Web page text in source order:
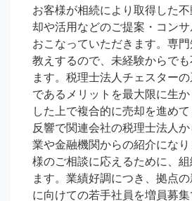
お客様が相続により取得した
却や活用などのご提案・コン
おこなっていただきます。専
教えするので、未経験からで
ます。税理士法人チェスター
であるメリットを最大限に生
した上で複合的に売却を進め
反響で関連会社の税理士法人
業や金融機関からの紹介にな
様のご相談に応えるために、
ます。業績好調につき、拠点
に向けての若手社員を増員募